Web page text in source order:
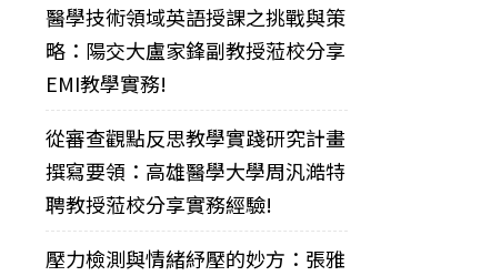
醫學技術領域英語授課之挑戰與策
略：陽交大盧家鋒副教授蒞校分享
EMI教學實務!
從審查觀點反思教學實踐研究計畫
撰寫要領：高雄醫學大學周汎澔特
聘教授蒞校分享實務經驗!
壓力檢測與情緒紓壓的妙方：張雅